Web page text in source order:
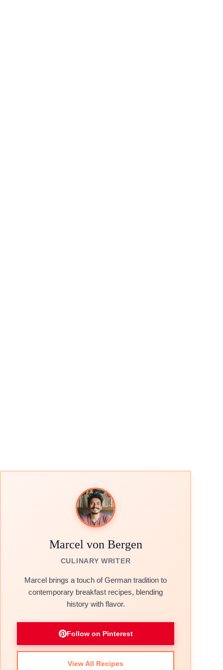
Marcel von Bergen
CULINARY WRITER
Marcel brings a touch of German tradition to
contemporary breakfast recipes, blending
history with flavor.
Follow on Pinterest
View All Recipes